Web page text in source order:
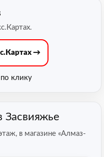
→
по клику
Засвияжье
в магазине «Алмаз-